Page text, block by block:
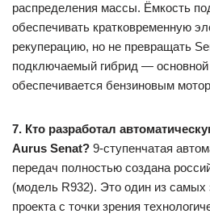
распределения массы. Ёмкость
обеспечивать кратковременную
рекуперацию, но не превращать
подключаемый гибрид — основной
обеспечивается бензиновым
7. Кто разработал
Aurus Senat? 9-ступенчатая
передач полностью создана
(модель R932). Это один из
проекта с точки зрения